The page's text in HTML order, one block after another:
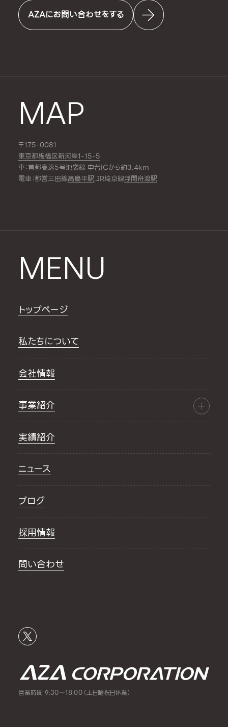
AZAにお問い合わせをする
MAP
〒175-0081
東京都板橋区新河岸1-15-5
車：首都高速5号池袋線 中台ICから約3.4km
電車：都営三田線高島平駅,JR埼京線浮間舟渡駅
MENU
トップページ
私たちについて
会社情報
事業紹介
実績紹介
ニュース
ブログ
採用情報
問い合わせ
営業時間 9:30～18:00（土日曜祝日休業）